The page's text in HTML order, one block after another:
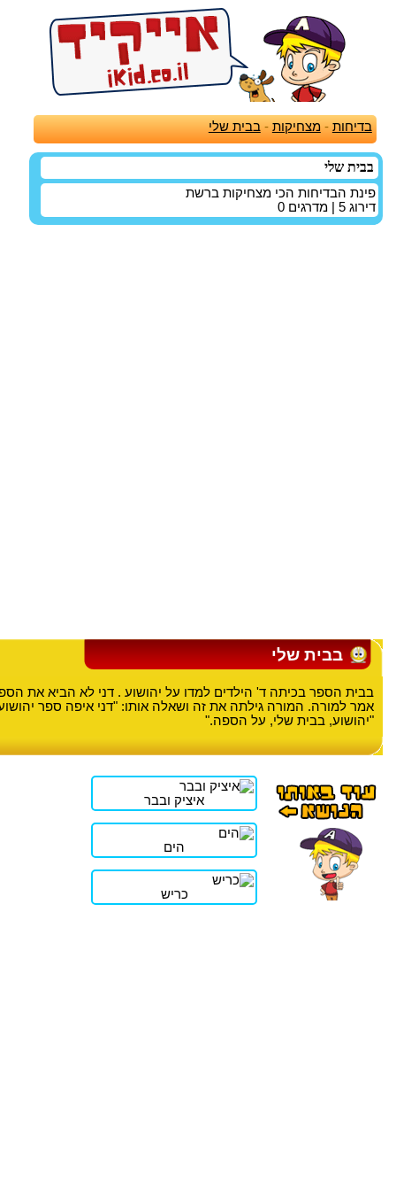
בדיחות -מצחיקות -בבית שלי
בבית שלי
פינת הבדיחות הכי מצחיקות ברשת
דירוג 5 | מדרגים 0
בבית שלי
בבית הספר בכיתה ד' הילדים למדו על יהושוע . דני לא הביא את
אמר למורה. המורה גילתה את זה ושאלה אותו: "דני איפה ספר
"יהושוע, בבית שלי, על הספה."
איציק ובבר
הים
כריש